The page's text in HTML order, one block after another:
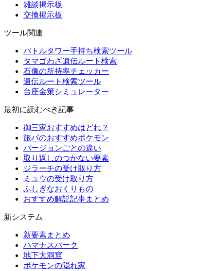
雑談掲示板
交換掲示板
ツール関連
バトルタワー手持ち検索ツール
タマゴわざ遺伝ルート検索
石像の所持率チェッカー
遺伝ルート検索ツール
台座金策シミュレーター
最初に読むべき記事
御三家おすすめはどれ？
旅パのおすすめポケモン
バージョンごとの違い
取り返しのつかない要素
ジラーチの受け取り方
ミュウの受け取り方
ふしぎなおくりもの
おすすめ解説記事まとめ
新システム
新要素まとめ
ハマナスパーク
地下大洞窟
ポケモンの隠れ家